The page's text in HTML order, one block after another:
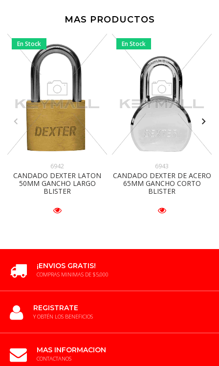
MAS PRODUCTOS
En Stock
6942
CANDADO DEXTER LATON
50MM GANCHO LARGO
BLISTER
En Stock
6943
CANDADO DEXTER DE ACERO
65MM GANCHO CORTO
BLISTER
¡ENVIOS GRATIS!
COMPRAS MINIMAS DE $5,000
REGISTRATE
Y OBTÉN LOS BENEFICIOS
MAS INFORMACION
CONTACTANOS